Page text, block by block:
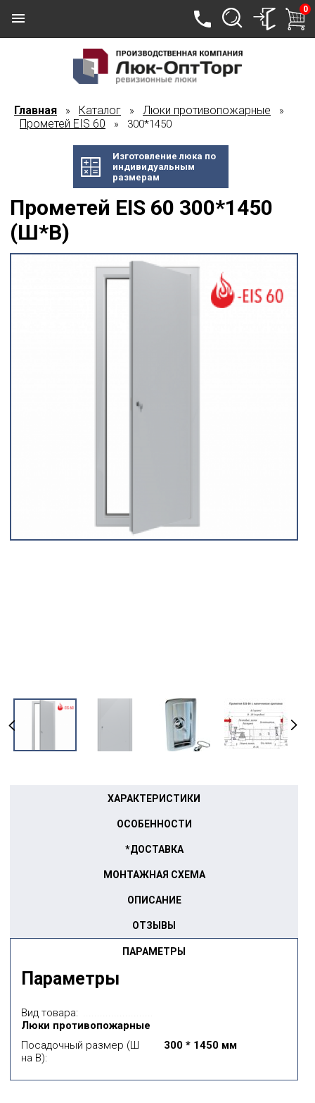
0
Главная » Каталог » Люки противопожарные »
Прометей EIS 60 » 300*1450
Изготовление люка по
индивидуальным
размерам
Прометей EIS 60 300*1450
(Ш*В)
ПАРАМЕТРЫ
ХАРАКТЕРИСТИКИ
ОСОБЕННОСТИ
*ДОСТАВКА
МОНТАЖНАЯ СХЕМА
ОПИСАНИЕ
ОТЗЫВЫ
Параметры
Вид товара:
Люки противопожарные
Посадочный размер (Ш
на В):
300 * 1450 мм